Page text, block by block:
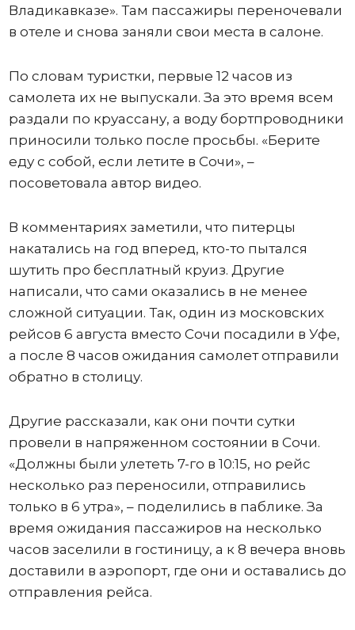
Владикавказе». Там пассажиры переночевали
в отеле и снова заняли свои места в салоне.
По словам туристки, первые 12 часов из
самолета их не выпускали. За это время всем
раздали по круассану, а воду бортпроводники
приносили только после просьбы. «Берите
еду с собой, если летите в Сочи», –
посоветовала автор видео.
В комментариях заметили, что питерцы
накатались на год вперед, кто-то пытался
шутить про бесплатный круиз. Другие
написали, что сами оказались в не менее
сложной ситуации. Так, один из московских
рейсов 6 августа вместо Сочи посадили в Уфе,
а после 8 часов ожидания самолет отправили
обратно в столицу.
Другие рассказали, как они почти сутки
провели в напряженном состоянии в Сочи.
«Должны были улететь 7-го в 10:15, но рейс
несколько раз переносили, отправились
только в 6 утра», – поделились в паблике. За
время ожидания пассажиров на несколько
часов заселили в гостиницу, а к 8 вечера вновь
доставили в аэропорт, где они и оставались до
отправления рейса.